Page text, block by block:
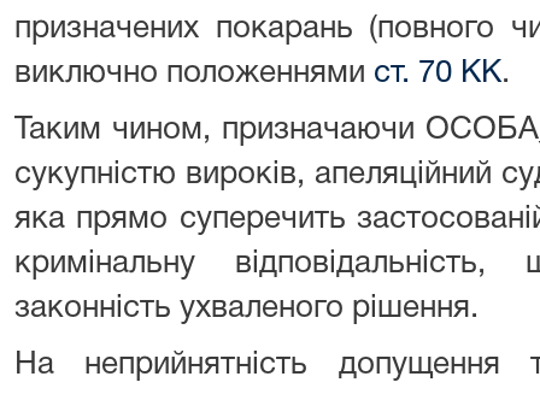
призначених покарань (повного
виключно положеннями ст. 70 КК.
Таким чином, призначаючи
сукупністю вироків, апеляційний
яка прямо суперечить
кримінальну
законність ухваленого рішення.
На неприйнятність